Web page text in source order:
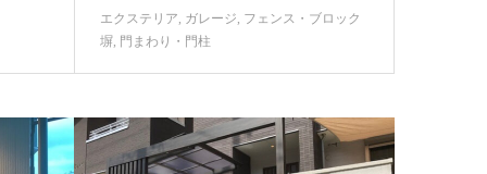
エクステリア, ガレージ, フェンス・ブロック
塀, 門まわり・門柱